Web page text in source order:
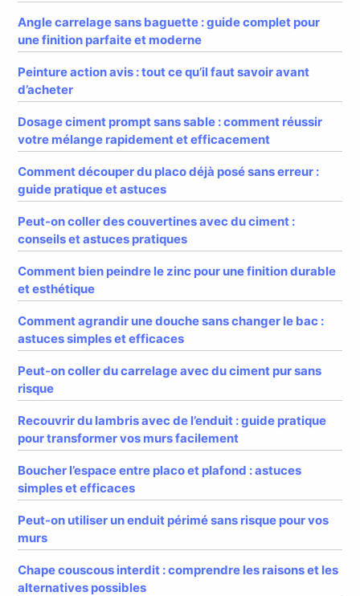
Angle carrelage sans baguette : guide complet pour
une finition parfaite et moderne
Peinture action avis : tout ce qu’il faut savoir avant
d’acheter
Dosage ciment prompt sans sable : comment réussir
votre mélange rapidement et efficacement
Comment découper du placo déjà posé sans erreur :
guide pratique et astuces
Peut-on coller des couvertines avec du ciment :
conseils et astuces pratiques
Comment bien peindre le zinc pour une finition durable
et esthétique
Comment agrandir une douche sans changer le bac :
astuces simples et efficaces
Peut-on coller du carrelage avec du ciment pur sans
risque
Recouvrir du lambris avec de l’enduit : guide pratique
pour transformer vos murs facilement
Boucher l’espace entre placo et plafond : astuces
simples et efficaces
Peut-on utiliser un enduit périmé sans risque pour vos
murs
Chape couscous interdit : comprendre les raisons et les
alternatives possibles